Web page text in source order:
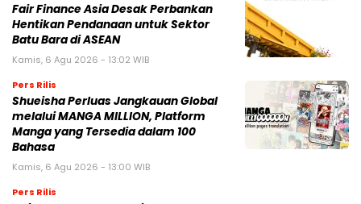
Fair Finance Asia Desak Perbankan
Hentikan Pendanaan untuk Sektor
Batu Bara di ASEAN
Kamis, 6 Agu 2026 - 13:02 WIB
Pers Rilis
Shueisha Perluas Jangkauan Global
melalui MANGA MILLION, Platform
Manga yang Tersedia dalam 100
Bahasa
Kamis, 6 Agu 2026 - 13:00 WIB
Pers Rilis